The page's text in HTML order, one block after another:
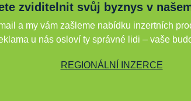
zviditelnit svůj byznys v
a my vám zašleme nabídku inzertních
u nás osloví ty správné lidi – vaše
REGIONÁLNÍ INZERCE